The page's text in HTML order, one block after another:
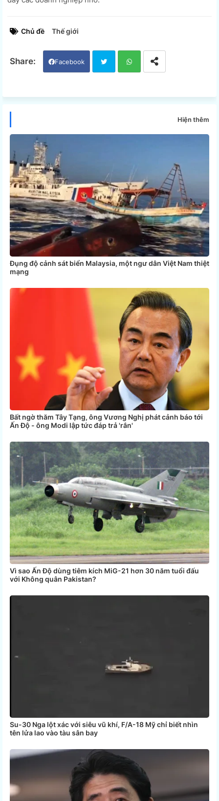
Chủ đề Thế giới
Facebook
Hiện thêm
Đụng độ cảnh sát biển Malaysia, một ngư dân Việt Nam thiệt
mạng
Bất ngờ thăm Tây Tạng, ông Vương Nghị phát cảnh báo tới
Ấn Độ - ông Modi lập tức đáp trả 'rắn'
Vì sao Ấn Độ dùng tiêm kích MiG-21 hơn 30 năm tuổi đấu
với Không quân Pakistan?
Su-30 Nga lột xác với siêu vũ khí, F/A-18 Mỹ chỉ biết nhìn
tên lửa lao vào tàu sân bay